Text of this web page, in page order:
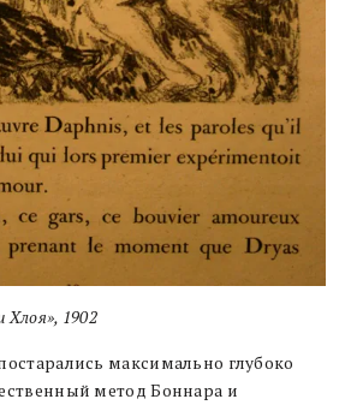
Хлоя», 1902
максимально глубоко
метод Боннара и